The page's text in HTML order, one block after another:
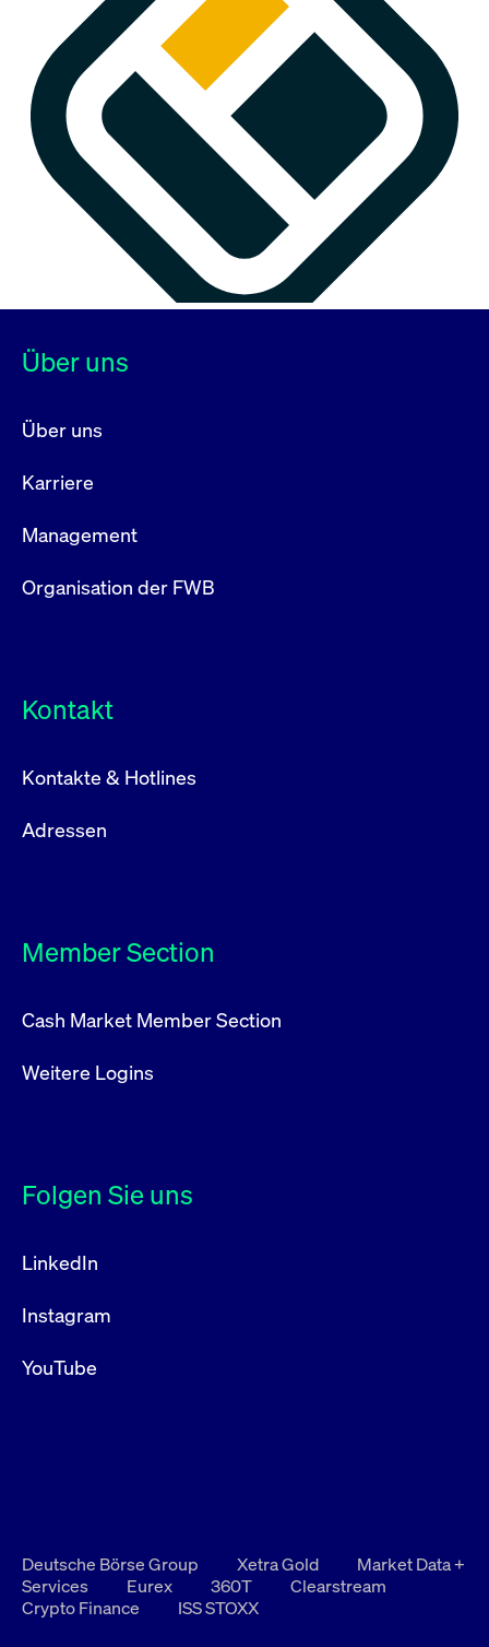
Über uns
Über uns
Karriere
Management
Organisation der FWB
Kontakt
Kontakte & Hotlines
Adressen
Member Section
Cash Market Member Section
Weitere Logins
Folgen Sie uns
LinkedIn
Instagram
YouTube
Deutsche Börse Group Xetra Gold
Market Data +
Services
Eurex 360T
Clearstream
Crypto Finance
ISS STOXX